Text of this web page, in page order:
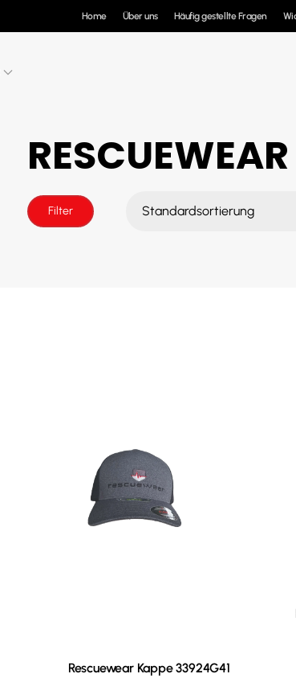
Home Über uns Häufig gestellte Fragen
RESCUEWEAR
Filter
Rescuewear Kappe 33924G41